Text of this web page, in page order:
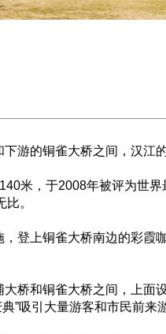
游的铜雀大桥之间，汉江的
米，于2008年被评为世
。
登上铜雀大桥南边的彩霞
桥和铜雀大桥之间，上面
”吸引大量游客和市民前来